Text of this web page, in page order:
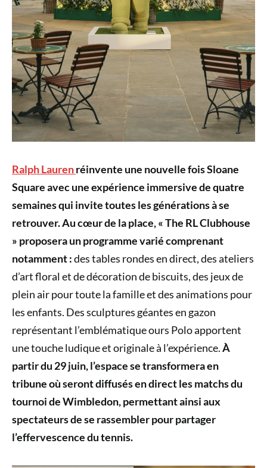
Ralph Laurenréinvente une nouvelle fois Sloane
Square avec une expérience immersive de quatre
semaines qui invite toutes les générations à se
retrouver. Au cœur de la place, « The RL Clubhouse
» proposera un programme varié comprenant
notamment :des tables rondes en direct, des ateliers
d’art floral et de décoration de biscuits, des jeux de
plein air pour toute la famille et des animations pour
les enfants. Des sculptures géantes en gazon
représentant l’emblématique ours Polo apportent
une touche ludique et originale à l’expérience.À
partir du 29 juin, l’espace se transformera en
tribune où seront diffusés en direct les matchs du
tournoi de Wimbledon, permettant ainsi aux
spectateurs de se rassembler pour partager
l’effervescence du tennis.